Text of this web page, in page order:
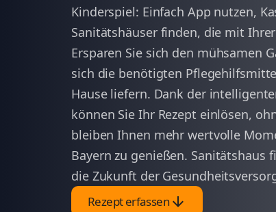
Kinderspiel: Einfach App nutzen,
Sanitätshäuser finden, die mit
Ersparen Sie sich den mühsamen
sich die benötigten
Hause liefern. Dank der
können Sie Ihr Rezept einlösen,
bleiben Ihnen mehr wertvolle
Bayern zu genießen. Sanitätshaus
die Zukunft der
Rezept erfassenarrow_downward